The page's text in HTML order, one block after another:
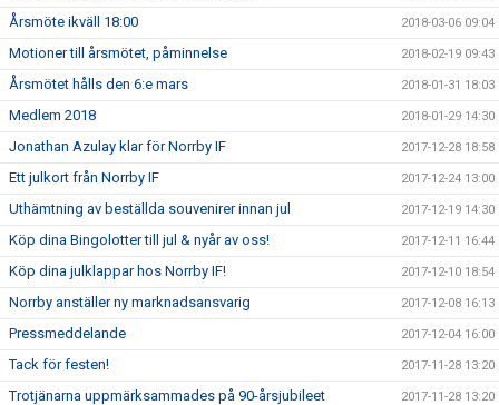
Årsmöte ikväll 18:00 2018-03-06 09:04
Motioner till årsmötet, påminnelse 2018-02-19 09:43
Årsmötet hålls den 6:e mars 2018-01-31 18:03
Medlem 2018 2018-01-29 14:30
Jonathan Azulay klar för Norrby IF 2017-12-28 18:58
Ett julkort från Norrby IF 2017-12-24 13:00
Uthämtning av beställda souvenirer innan jul 2017-12-19 14:30
Köp dina Bingolotter till jul & nyår av oss! 2017-12-11 16:44
Köp dina julklappar hos Norrby IF! 2017-12-10 18:54
Norrby anställer ny marknadsansvarig 2017-12-08 16:13
Pressmeddelande 2017-12-04 16:00
Tack för festen! 2017-11-28 13:20
Trotjänarna uppmärksammades på 90-årsjubileet 2017-11-28 13:20